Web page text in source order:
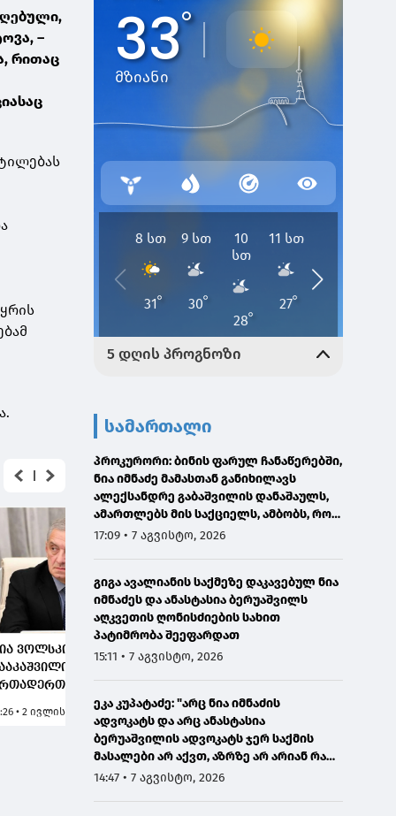
–
რითაც
ვოლსკი:
ხედვაა,
როგორმე ის
და ცრემლი
რაშიც დღეს
რომ შემდეგ
აღდგეს
• 2 ივლისი, 2026
გია ვოლსკი: ნიკა
გამოიყურება, როგორც
პროფესიონალი და
უნდათ, დესტრუქციული
მოძრაობის ლიდერად
წარმოაჩინონ
11:56 • 2 ივლისი, 2026
სამართალი
პროკურორი: ბინის ფარულ ჩანაწერებში,
ნია იმნაძე მამასთან განიხილავს
ალექსანდრე გაბაშვილის დანაშაულს,
ამართლებს მის საქციელს, ამბობს, რომ
სხვანაირად ვერ მოიქცეოდა
17:09 • 7 აგვისტო, 2026
გიგა ავალიანის საქმეზე დაკავებულ ნია
იმნაძეს და ანასტასია ბერუაშვილს
აღკვეთის ღონისძიების სახით
პატიმრობა შეეფარდათ
15:11 • 7 აგვისტო, 2026
ეკა კუპატაძე: "არც ნია იმნაძის
ადვოკატს და არც ანასტასია
ბერუაშვილის ადვოკატს ჯერ საქმის
მასალები არ აქვთ, აზრზე არ არიან რა
წერია მასალებში"
14:47 • 7 აგვისტო, 2026